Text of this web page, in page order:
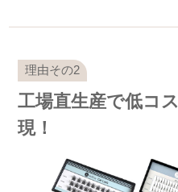
工場直生産で低コ
現！